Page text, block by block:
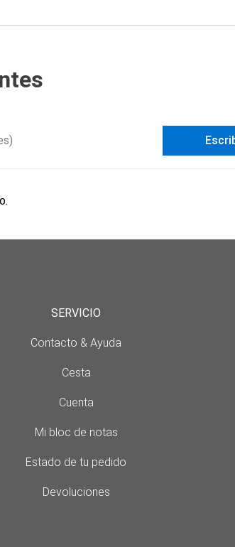
SERVICIO
Contacto & Ayuda
Cesta
Cuenta
Mi bloc de notas
Estado de tu pedido
Devoluciones